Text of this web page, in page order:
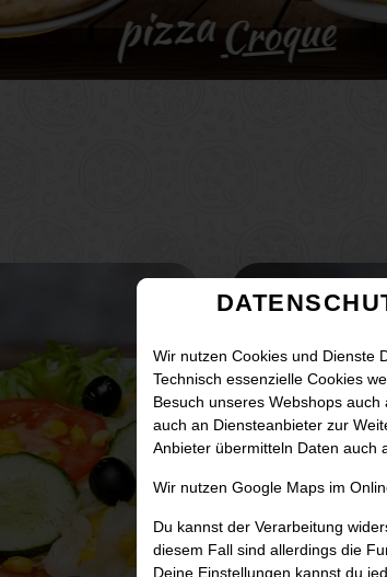
Wir nutzen Cookies und Dienste
Technisch essenzielle Cookies
Besuch unseres Webshops
auch an Diensteanbieter zur
Anbieter übermitteln Daten auch
Wir nutzen Google Maps im
Du kannst der Verarbeitung
diesem Fall sind allerdings die
Deine Einstellungen kannst du